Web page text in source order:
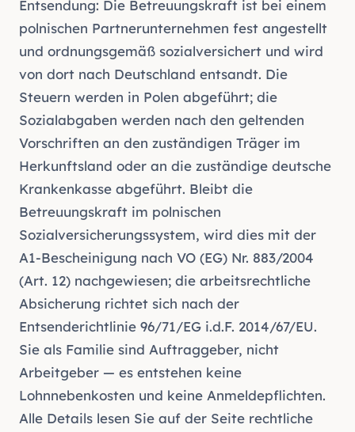
Entsendung: Die Betreuungskraft ist bei einem
polnischen Partnerunternehmen fest angestellt
und ordnungsgemäß sozialversichert und wird
von dort nach Deutschland entsandt. Die
Steuern werden in Polen abgeführt; die
Sozialabgaben werden nach den geltenden
Vorschriften an den zuständigen Träger im
Herkunftsland oder an die zuständige deutsche
Krankenkasse abgeführt. Bleibt die
Betreuungskraft im polnischen
Sozialversicherungssystem, wird dies mit der
A1-Bescheinigung nach VO (EG) Nr. 883/2004
(Art. 12) nachgewiesen; die arbeitsrechtliche
Absicherung richtet sich nach der
Entsenderichtlinie 96/71/EG i.d.F. 2014/67/EU.
Sie als Familie sind Auftraggeber, nicht
Arbeitgeber — es entstehen keine
Lohnnebenkosten und keine Anmeldepflichten.
Alle Details lesen Sie auf der Seite rechtliche